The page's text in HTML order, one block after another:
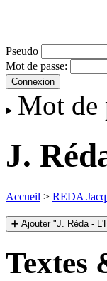
Pseudo
Mot de passe:
Mot de
J.
Accueil > REDA
➕ Ajouter "J. Réda -
Textes